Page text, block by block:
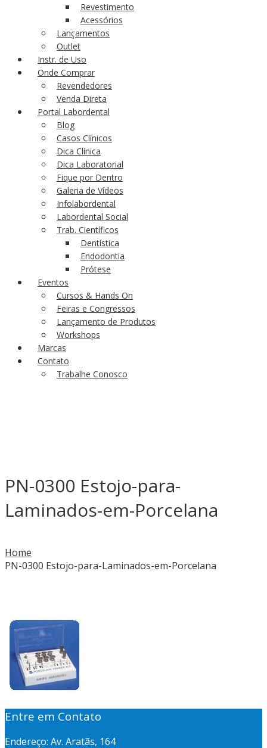
Revestimento
Acessórios
Lançamentos
Outlet
Instr. de Uso
Onde Comprar
Revendedores
Venda Direta
Portal Labordental
Blog
Casos Clínicos
Dica Clínica
Dica Laboratorial
Fique por Dentro
Galeria de Vídeos
Infolabordental
Labordental Social
Trab. Científicos
Dentística
Endodontia
Prótese
Eventos
Cursos & Hands On
Feiras e Congressos
Lançamento de Produtos
Workshops
Marcas
Contato
Trabalhe Conosco
PN-0300 Estojo-para-
Laminados-em-Porcelana
Home
PN-0300 Estojo-para-Laminados-em-Porcelana
Entre em Contato
Endereço: Av. Aratãs, 164